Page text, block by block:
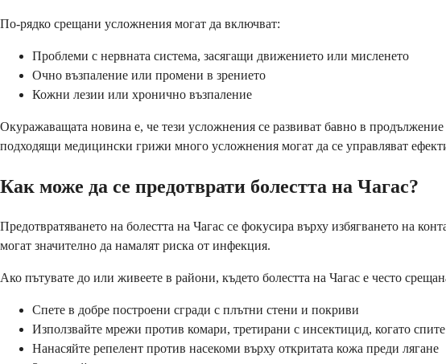
По-рядко срещани усложнения могат да включват:
Проблеми с нервната система, засягащи движението или мисленето
Очно възпаление или промени в зрението
Кожни лезии или хронично възпаление
Окуражаващата новина е, че тези усложнения се развиват бавно в
подходящи медицински грижи много усложнения могат да се управляват
Как може да се предотврати болестта на Чагас?
Предотвратяването на болестта на Чагас се фокусира върху избягването на
могат значително да намалят риска от инфекция.
Ако пътувате до или живеете в райони, където болестта на Чагас е често
Спете в добре построени сгради с плътни стени и покриви
Използвайте мрежи против комари, третирани с инсектицид, когато спите
Нанасяйте репелент против насекоми върху откритата кожа преди лягане